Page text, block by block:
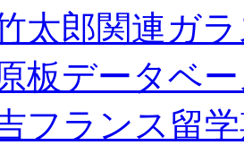
太郎関連ガ
板データベ
フランス留